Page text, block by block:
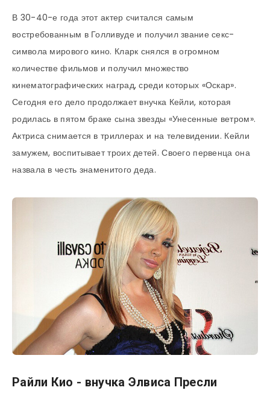
В 30-40-е года этот актер считался самым
востребованным в Голливуде и получил звание секс-
символа мирового кино. Кларк снялся в огромном
количестве фильмов и получил множество
кинематографических наград, среди которых «Оскар».
Сегодня его дело продолжает внучка Кейли, которая
родилась в пятом браке сына звезды «Унесенные ветром».
Актриса снимается в триллерах и на телевидении. Кейли
замужем, воспитывает троих детей. Своего первенца она
назвала в честь знаменитого деда.
Райли Кио - внучка Элвиса Пресли